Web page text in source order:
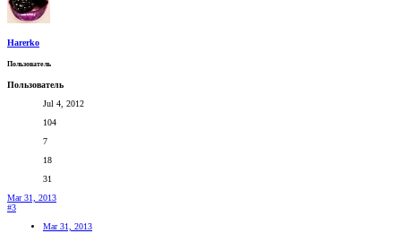
Harerko
Пользователь
Пользователь
Jul 4, 2012
104
7
18
31
Mar 31, 2013
#3
Mar 31, 2013